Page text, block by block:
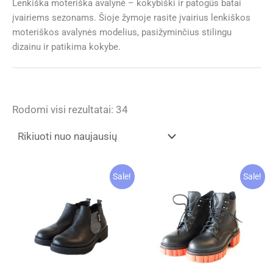
Lenkiška moteriška avalynė – kokybiški ir patogūs batai
įvairiems sezonams. Šioje žymoje rasite įvairius lenkiškos
moteriškos avalynės modelius, pasižyminčius stilingu
dizainu ir patikima kokybe.
Rodomi visi rezultatai: 34
Sale! Sale!